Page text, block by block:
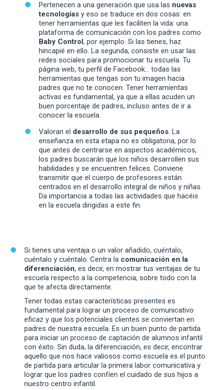
Pertenecen a una generación que usa las nuevas
tecnologías y eso se traduce en dos cosas: en
tener herramientas que les faciliten la vida: una
plataforma de comunicación con los padres como
Baby Control, por ejemplo. Si las tienes, haz
hincapié en ello. La segunda, consiste en usar las
redes sociales para promocionar tu escuela. Tu
página web, tu perfil de Facebook… todas las
herramientas que tengas son tu imagen hacia
padres que no te conocen. Tener herramientas
activas es fundamental, ya que a ellas acuden un
buen porcentaje de padres, incluso antes de ir a
conocer la escuela.
Valoran el desarrollo de sus pequeños. La
enseñanza en esta etapa no es obligatoria, por lo
que antes de centrarse en aspectos académicos,
los padres buscarán que los niños desarrollen sus
habilidades y se encuentren felices. Conviene
transmitir que el cuerpo de profesores están
centrados en el desarrollo integral de niños y niñas.
Da importancia a todas las actividades que hacéis
en la escuela dirigidas a este fin.
Si tienes una ventaja o un valor añadido, cuéntalo,
cuéntalo y cuéntalo. Centra la comunicación en la
diferenciación, es decir, en mostrar tus ventajas de tu
escuela respecto a la competencia, sobre todo con la
que te afecta directamente.
Tener todas estas características presentes es
fundamental para lograr un proceso de comunicativo
eficaz y que los potenciales clientes se conviertan en
padres de nuestra escuela. Es un buen punto de partida
para iniciar un proceso de captación de alumnos infantil
con éxito. Sin duda, la diferenciación, es decir, encontrar
aquello que nos hace valiosos como escuela es el punto
de partida para articular la primera labor comunicativa y
lograr que los padres confíen el cuidado de sus hijos a
nuestro centro infantil.